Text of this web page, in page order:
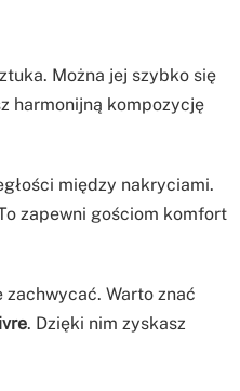
Można jej szybko się
harmonijną kompozycję
między nakryciami.
zapewni gościom komfort
Warto znać
. Dzięki nim zyskasz